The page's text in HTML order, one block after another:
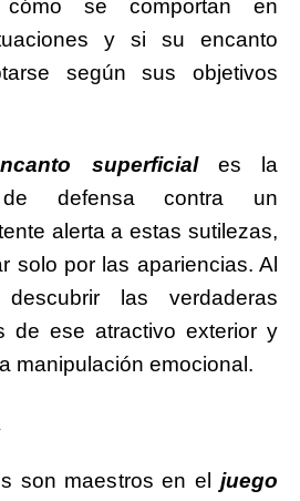
se comportan en
y si su encanto
según sus objetivos
superficiales la
defensa contra un
alerta a estas sutilezas,
solo por las apariencias. Al
las verdaderas
de ese atractivo exterior y
manipulación emocional.
son maestros en el juego